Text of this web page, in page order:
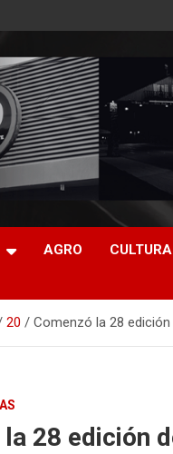
AGRO
20 Comenzó la 28
la 28 edición